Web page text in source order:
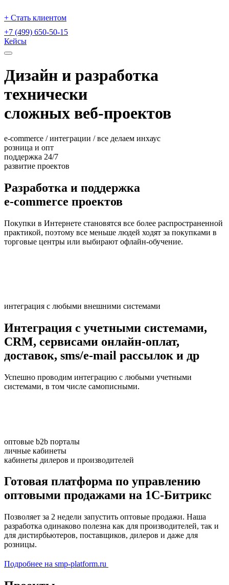
+ Стать клиентом
+7 (499) 650-50-15
Кейсы
Дизайн и разработка
технически
сложных веб-проектов
e-commerce / интеграции / все делаем инхаус
розница и опт
поддержка 24/7
развитие проектов
Разработка и поддержка
e-commerce проектов
Покупки в Интернете становятся все более распространенной
практикой, поэтому все меньше людей ходят за покупками в
торговые центры или выбирают офлайн-обучение.
интеграция с любыми внешними системами
Интеграция с учетными системами,
CRM, сервисами онлайн-оплат,
доставок, sms/e-mail рассылок и др
Успешно проводим интеграцию с любыми учетными
системами, в том числе самописными.
оптовые b2b порталы
личные кабинеты
кабинеты дилеров и производителей
Готовая платформа по управлению
оптовыми продажами на 1С-Битрикс
Позволяет за 2 недели запустить оптовые продажи. Наша
разработка одинаково полезна как для производителей, так и
для дистирбьютеров, поставщиков, дилеров и даже для
розницы.
Подробнее на smp-platform.ru